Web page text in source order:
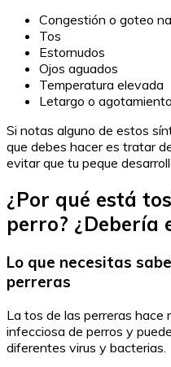
Congestión o goteo
Tos
Estornudos
Ojos aguados
Temperatura elevada
Letargo o
Si notas alguno de estos
que debes hacer es tratar
evitar que tu peque
¿Por qué está
perro? ¿Debería
Lo que necesitas
perreras
La tos de las perreras hace
infecciosa de perros y
diferentes virus y bacterias.